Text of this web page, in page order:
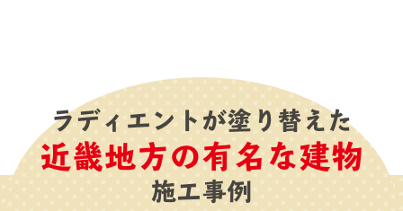
ラディエントが塗り替えた
近畿地方の有名な建物
施工事例